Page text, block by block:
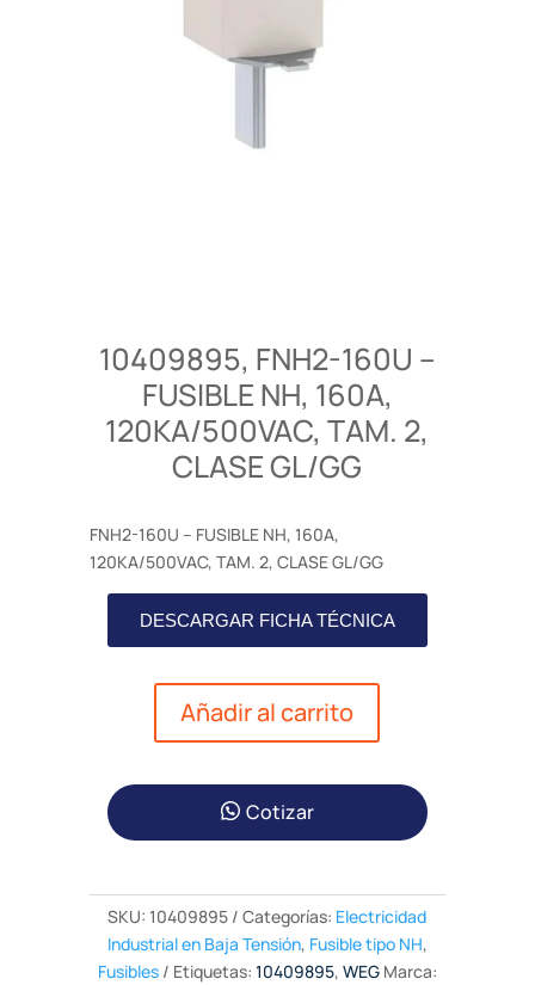
10409895, FNH2-160U –
FUSIBLE NH, 160A,
120KA/500VAC, TAM. 2,
CLASE GL/GG
FNH2-160U – FUSIBLE NH, 160A,
120KA/500VAC, TAM. 2, CLASE GL/GG
DESCARGAR FICHA TÉCNICA
Añadir al carrito
Cotizar
SKU:10409895 Categorías: Electricidad
Industrial en Baja Tensión, Fusible tipo NH,
Fusibles
Etiquetas: 10409895, WEG Marca: